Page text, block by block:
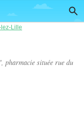
Lille
pharmacie située rue du